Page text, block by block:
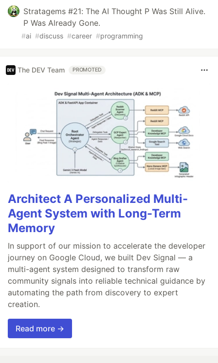
Stratagems #21: The AI Thought P Was Still Alive.
P Was Already Gone.
#ai #discuss #career #programming
The DEV Team PROMOTED
Architect A Personalized Multi-
Agent System with Long-Term
Memory
In support of our mission to accelerate the developer
journey on Google Cloud, we built Dev Signal — a
multi-agent system designed to transform raw
community signals into reliable technical guidance by
automating the path from discovery to expert
creation.
Read more →